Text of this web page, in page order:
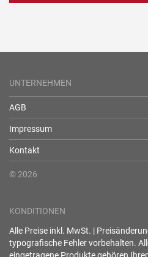
UNTERNEHMEN
AGB
Impressum
Kontakt
© 2026
KONDITIONEN
Alle Preise inkl. MwSt. |
typografische Fehler vorbehalten.